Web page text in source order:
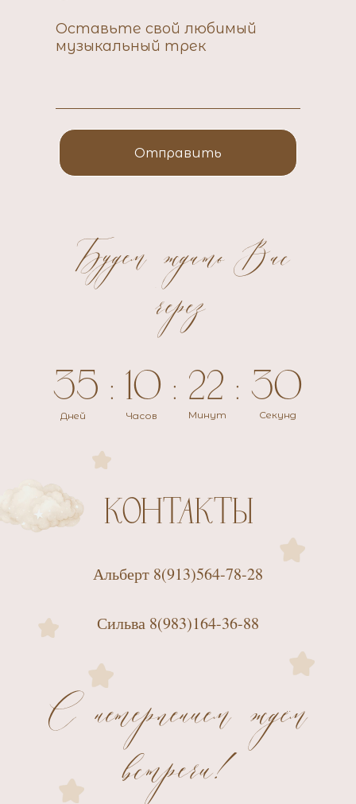
Оставьте свой любимый
музыкальный трек
Отправить
35 : 10 : 22 : 30
Дней Часов Минут Секунд
Будем ждать Вас
через:
Альберт 8(913)564-78-28
Сильва 8(983)164-36-88
С нетерпением ждём
встречи!
КОНТАКТЫ